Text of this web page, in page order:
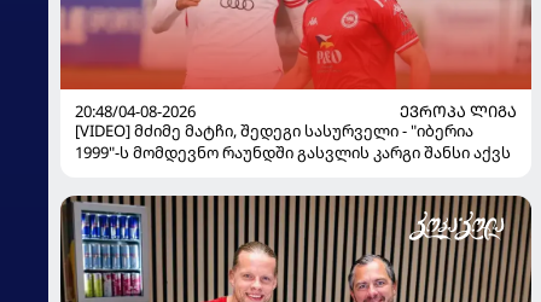
20:48/04-08-2026
ᲔᲕᲠᲝᲞᲐ ᲚᲘᲒᲐ
[VIDEO] მძიმე მატჩი, შედეგი სასურველი - "იბერია
1999"-ს მომდევნო რაუნდში გასვლის კარგი შანსი აქვს